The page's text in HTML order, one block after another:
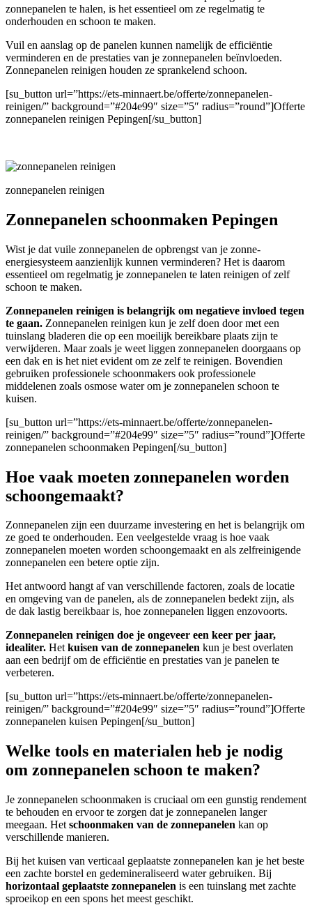
zonnepanelen te halen, is het essentieel om ze regelmatig te
onderhouden en schoon te maken.
Vuil en aanslag op de panelen kunnen namelijk de efficiëntie
verminderen en de prestaties van je zonnepanelen beïnvloeden.
Zonnepanelen reinigen houden ze sprankelend schoon.
[su_button url=”https://ets-minnaert.be/offerte/zonnepanelen-
reinigen/” background=”#204e99″ size=”5″ radius=”round”]Offerte
zonnepanelen reinigen Pepingen[/su_button]
zonnepanelen reinigen
Zonnepanelen schoonmaken Pepingen
Wist je dat vuile zonnepanelen de opbrengst van je zonne-
energiesysteem aanzienlijk kunnen verminderen? Het is daarom
essentieel om regelmatig je zonnepanelen te laten reinigen of zelf
schoon te maken.
Zonnepanelen reinigen is belangrijk om negatieve invloed tegen
te gaan. Zonnepanelen reinigen kun je zelf doen door met een
tuinslang bladeren die op een moeilijk bereikbare plaats zijn te
verwijderen. Maar zoals je weet liggen zonnepanelen doorgaans op
een dak en is het niet evident om ze zelf te reinigen. Bovendien
gebruiken professionele schoonmakers ook professionele
middelenen zoals osmose water om je zonnepanelen schoon te
kuisen.
[su_button url=”https://ets-minnaert.be/offerte/zonnepanelen-
reinigen/” background=”#204e99″ size=”5″ radius=”round”]Offerte
zonnepanelen schoonmaken Pepingen[/su_button]
Hoe vaak moeten zonnepanelen worden
schoongemaakt?
Zonnepanelen zijn een duurzame investering en het is belangrijk om
ze goed te onderhouden. Een veelgestelde vraag is hoe vaak
zonnepanelen moeten worden schoongemaakt en als zelfreinigende
zonnepanelen een betere optie zijn.
Het antwoord hangt af van verschillende factoren, zoals de locatie
en omgeving van de panelen, als de zonnepanelen bedekt zijn, als
de dak lastig bereikbaar is, hoe zonnepanelen liggen enzovoorts.
Zonnepanelen reinigen doe je ongeveer een keer per jaar,
idealiter. Hetkuisen van de zonnepanelen kun je best overlaten
aan een bedrijf om de efficiëntie en prestaties van je panelen te
verbeteren.
[su_button url=”https://ets-minnaert.be/offerte/zonnepanelen-
reinigen/” background=”#204e99″ size=”5″ radius=”round”]Offerte
zonnepanelen kuisen Pepingen[/su_button]
Welke tools en materialen heb je nodig
om zonnepanelen schoon te maken?
Je zonnepanelen schoonmaken is cruciaal om een gunstig rendement
te behouden en ervoor te zorgen dat je zonnepanelen langer
meegaan. Het schoonmaken van de zonnepanelen kan op
verschillende manieren.
Bij het kuisen van verticaal geplaatste zonnepanelen kan je het beste
een zachte borstel en gedemineraliseerd water gebruiken. Bij
horizontaal geplaatste zonnepanelen is een tuinslang met zachte
sproeikop en een spons het meest geschikt.